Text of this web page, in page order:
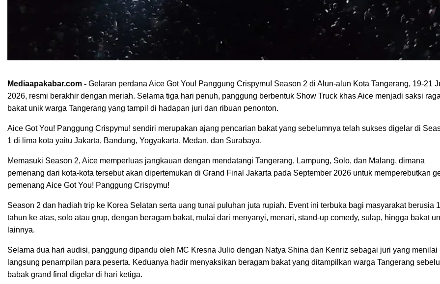
Mediaapakabar.com - Gelaran perdana Aice Got You! Panggung Crispymu! Season 2 di Alun-alun Kota Tangerang, 19-21
2026, resmi berakhir dengan meriah. Selama tiga hari penuh, panggung berbentuk Show Truck khas Aice menjadi saksi
bakat unik warga Tangerang yang tampil di hadapan juri dan ribuan penonton.
Aice Got You! Panggung Crispymu! sendiri merupakan ajang pencarian bakat yang sebelumnya telah sukses digelar di
1 di lima kota yaitu Jakarta, Bandung, Yogyakarta, Medan, dan Surabaya.
Memasuki Season 2, Aice memperluas jangkauan dengan mendatangi Tangerang, Lampung, Solo, dan Malang, dimana
pemenang dari kota-kota tersebut akan dipertemukan di Grand Final Jakarta pada September 2026 untuk memperebutkan
pemenang Aice Got You! Panggung Crispymu!
Season 2 dan hadiah trip ke Korea Selatan serta uang tunai puluhan juta rupiah. Event ini terbuka bagi masyarakat berusia
tahun ke atas, solo atau grup, dengan beragam bakat, mulai dari menyanyi, menari, stand-up comedy, sulap, hingga bakat
lainnya.
Selama dua hari audisi, panggung dipandu oleh MC Kresna Julio dengan Natya Shina dan Kenriz sebagai juri yang menilai
langsung penampilan para peserta. Keduanya hadir menyaksikan beragam bakat yang ditampilkan warga Tangerang
babak grand final digelar di hari ketiga.